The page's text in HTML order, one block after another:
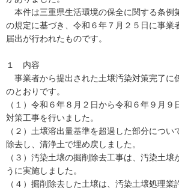
本件は三重県生活環境の保全に関する条例
の規定に基づき、令和６年７月２５日に事業
届出が行われたものです。
１ 内容
事業者から提出された土壌汚染対策完了に
のとおりです。
（１）令和６年８月２日から令和６年９月９
対策工事を行いました。
（２）土壌溶出量基準を超過した部分につい
除去し、清浄土で埋め戻しました。
（３）汚染土壌の掘削除去工事は、汚染土壌
うに実施しました。
（４）掘削除去した土壌は、汚染土壌処理業